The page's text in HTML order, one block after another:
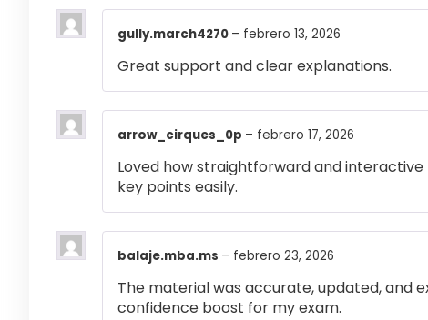
gully.march4270 – febrero 13, 2026
Great support and clear explanations.
arrow_cirques_0p – febrero 17, 2026
Loved how straightforward and
key points easily.
balaje.mba.ms – febrero 23, 2026
The material was accurate, updated, and
confidence boost for my exam.